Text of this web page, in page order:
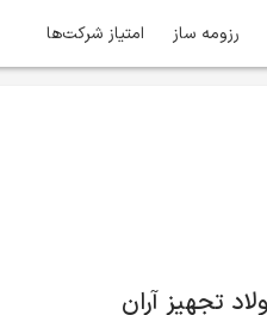
رزومه ساز امتیاز شرکت‌ها
تجهیز آران